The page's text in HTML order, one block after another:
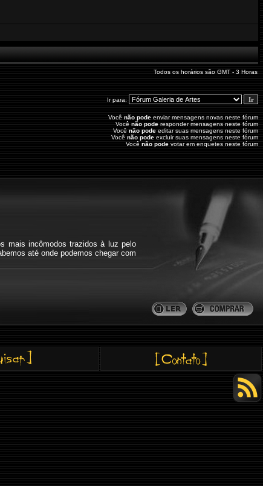
Todos os horários são GMT - 3 Horas
Ir para:
Vocênão pode enviar mensagens novas neste fórum
Vocênão pode responder mensagens neste fórum
Vocênão pode editar suas mensagens neste fórum
Vocênão pode excluir suas mensagens neste fórum
Vocênão pode votar em enquetes neste fórum
mais incômodos trazidos à luz pelo
até onde podemos chegar com